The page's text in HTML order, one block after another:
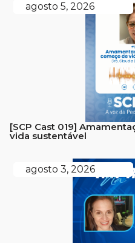
agosto 5, 2026
[SCP Cast 019]
vida sustentável
agosto 3, 2026